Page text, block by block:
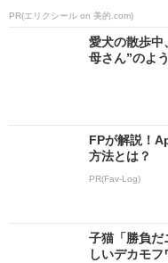
PR(エリクシール on 美的.com)
愛犬の散歩
母さん”のよ
FPが解説！
方法とは？
PR(Fav-Log)
子猫「勝負
しいデカモ